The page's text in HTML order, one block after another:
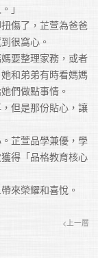
」
傷了，芷萱為爸爸
很窩心。
要整理家務，或者
和弟弟有時看媽媽
們做點事情。
但是那份貼心，讓
芷萱品學兼優，學
得「品格教育核心
<上一層